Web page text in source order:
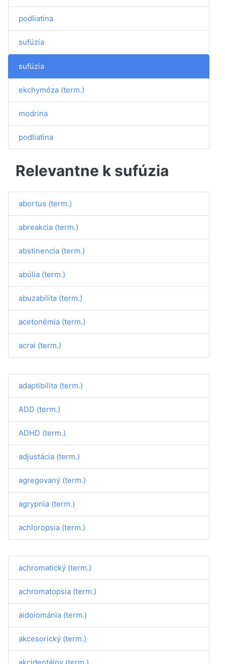
podliatina
sufúzia
sufúzia
ekchymóza (term.)
modrina
podliatina
Relevantne k sufúzia
abortus (term.)
abreakcia (term.)
abstinencia (term.)
abúlia (term.)
abuzabilita (term.)
acetonémia (term.)
acrai (term.)
adaptibilita (term.)
ADD (term.)
ADHD (term.)
adjustácia (term.)
agregovaný (term.)
agrypnia (term.)
achloropsia (term.)
achromatický (term.)
achromatopsia (term.)
aidoiománia (term.)
akcesorický (term.)